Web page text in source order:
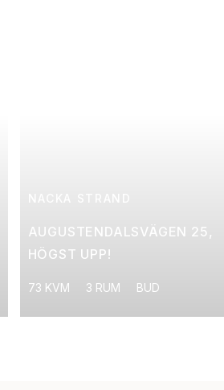
AUGUSTENDALSVÄGEN 25,
HÖGST UPP!
73 KVM 3 RUM BUD